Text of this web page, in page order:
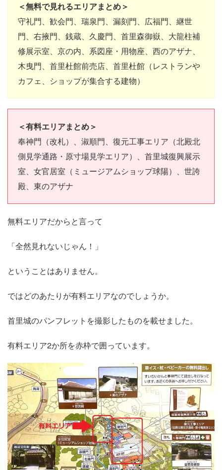
＜無料で見れるエリアまとめ＞
守礼門、歓会門、瑞泉門、漏刻門、広福門、継世
門、右掖門、銭蔵、久慶門、首里森御嶽、大龍柱補
修展示室、京の内、系図座・用物座、西のアザナ、
木曳門、首里杜館前売店、首里杜館（レストランや
カフェ、ショップが集合する建物）
＜有料エリアまとめ＞
奉神門（改札）、淑順門、復元工事エリア（北殿北
側見学通路・原寸場見学エリア）、首里城復興展示
室、女官居室（ミュージアムショップ球陽）、世誇
殿、東のアザナ
無料エリアだからと言って
「全然見れないじゃん！」
ということはありません。
ではどのあたりが有料エリアなのでしょうか。
首里城のパンフレットを撮影したものを載せました。
有料エリア2か所を赤枠で囲っています。